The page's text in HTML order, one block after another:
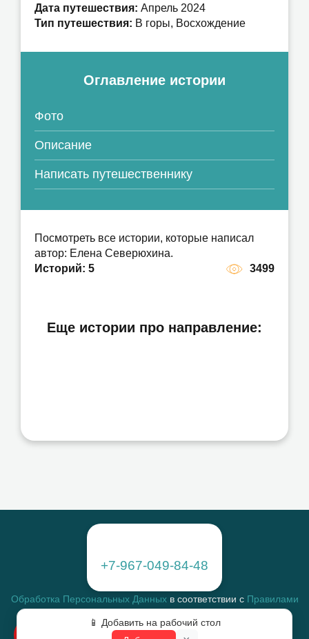
Дата путешествия: Апрель 2024
Тип путешествия: В горы, Восхождение
Оглавление истории
Фото
Описание
Написать путешественнику
Посмотреть все истории, которые написал
автор: Елена Северюхина.
Историй: 5
3499
Еще истории про направление:
Непал / Непал
Апрель 2024
Елена Северюхина
Мера Пик 6476 м. ШТУРМ! Часть 3
Мера Пик 6476 м. Восхождение. Часть
Апрель 2024
+7-967-049-84-48
Обработка Персональных Данныхв соответствии с Правилами
Получение Информационных и Рекламных сообщений
📱 Добавить на рабочий стол